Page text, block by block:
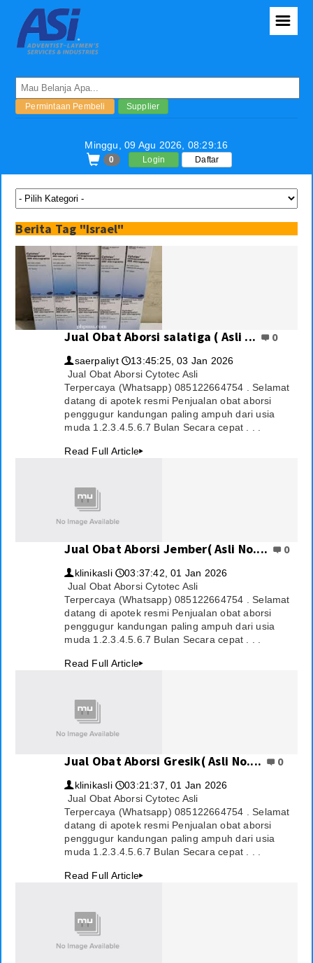
Conference
Toko/Anggota
Semua Produk
Tracking Orders
Konsultasi
Kontributor
Internasional
Teknologi
Berita Foto
Download
☰
Permintaan Pembeli Supplier
Minggu, 09 Agu 2026, 08:29:17
0 Login Daftar
Berita Tag "Israel"
Jual Obat Aborsi salatiga ( Asli ... 0
👤saerpaliyt 🕔13:45:25, 03 Jan 2026
Jual Obat Aborsi Cytotec Asli
Terpercaya (Whatsapp) 085122664754 . Selamat
datang di apotek resmi Penjualan obat aborsi
penggugur kandungan paling ampuh dari usia
muda 1.2.3.4.5.6.7 Bulan Secara cepat . . .
Read Full Article▸
Jual Obat Aborsi Jember( Asli No.... 0
👤 klinikasli 🕔03:37:42, 01 Jan 2026
Jual Obat Aborsi Cytotec Asli
Terpercaya (Whatsapp) 085122664754 . Selamat
datang di apotek resmi Penjualan obat aborsi
penggugur kandungan paling ampuh dari usia
muda 1.2.3.4.5.6.7 Bulan Secara cepat . . .
Read Full Article▸
Jual Obat Aborsi Gresik( Asli No.... 0
👤 klinikasli 🕔03:21:37, 01 Jan 2026
Jual Obat Aborsi Cytotec Asli
Terpercaya (Whatsapp) 085122664754 . Selamat
datang di apotek resmi Penjualan obat aborsi
penggugur kandungan paling ampuh dari usia
muda 1.2.3.4.5.6.7 Bulan Secara cepat . . .
Read Full Article▸